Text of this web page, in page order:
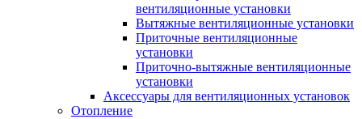
вентиляционные установки
Вытяжные вентиляционные установки
Приточные вентиляционные
установки
Приточно-вытяжные вентиляционные
установки
Аксессуары для вентиляционных установок
Отопление